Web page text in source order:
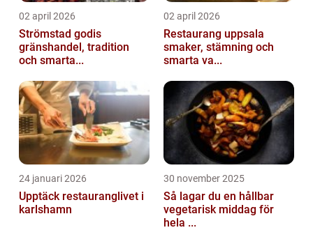
02 april 2026
Strömstad godis
gränshandel, tradition
och smarta...
02 april 2026
Restaurang uppsala
smaker, stämning och
smarta va...
24 januari 2026
Upptäck restauranglivet i
karlshamn
30 november 2025
Så lagar du en hållbar
vegetarisk middag för
hela ...